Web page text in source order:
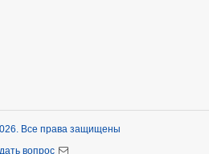
Все права защищены
вопрос